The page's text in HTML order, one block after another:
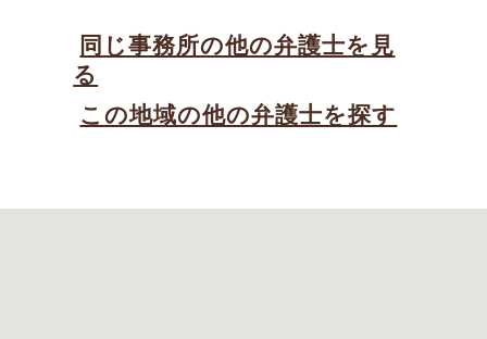
同じ事務所の他の弁護士を見
る
この地域の他の弁護士を探す